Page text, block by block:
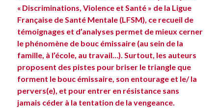
« Discriminations, Violence et Santé » de la Ligue
Française de Santé Mentale (LFSM), ce recueil de
témoignages et d’analyses permet de mieux cerner
le phénomène de bouc émissaire (au sein de la
famille, à l’école, au travail…). Surtout, les auteurs
proposent des pistes pour briser le triangle que
forment le bouc émissaire, son entourage et le/ la
pervers(e), et pour entrer en résistance sans
jamais céder à la ­tentation de la vengeance.